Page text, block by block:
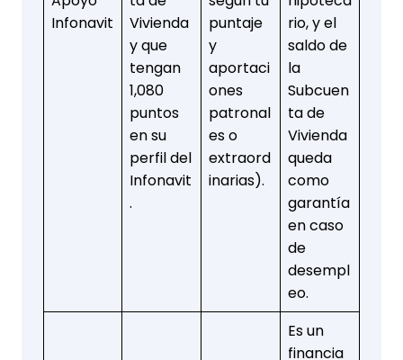
Infonavit
Vivienda
y que
tengan
1,080
puntos
en su
perfil del
Infonavit
.
puntaje
y
aportaci
ones
patronal
es o
extraord
inarias).
rio, y el
saldo de
la
Subcuen
ta de
Vivienda
queda
como
garantía
en caso
de
desempl
eo.
Es un
financia